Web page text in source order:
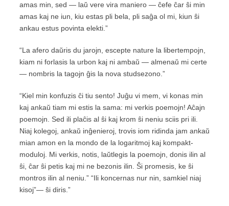
amas min, sed — laŭ vere vira maniero — ĉefe ĉar ŝi min
amas kaj ne iun, kiu estas pli bela, pli saĝa ol mi, kiun ŝi
ankau estus povinta elekti.”
“La afero daŭris du jarojn, escepte nature la libertempojn,
kiam ni forlasis la urbon kaj ni ambaŭ — almenaŭ mi certe
— nombris la tagojn ĝis la nova studsezono.”
“Kiel min konfuzis ĉi tiu sento! Juĝu vi mem, vi konas min
kaj ankaŭ tiam mi estis la sama: mi verkis poemojn! Aĉajn
poemojn. Sed ili plaĉis al ŝi kaj krom ŝi neniu sciis pri ili.
Niaj kolegoj, ankaŭ inĝenieroj, trovis iom ridinda jam ankaŭ
mian amon en la mondo de la logaritmoj kaj kompakt-
moduloj. Mi verkis, notis, laŭtlegis la poemojn, donis ilin al
ŝi, ĉar ŝi petis kaj mi ne bezonis ilin. Ŝi promesis, ke ŝi
montros ilin al neniu.” “Ili koncernas nur nin, samkiel niaj
kisoj”— ŝi diris.”